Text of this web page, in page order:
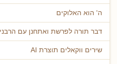
ה' הוא האלוקים
דבר תורה לפרשת ואתחנן עם
שירים ווקאלים תוצרת AI